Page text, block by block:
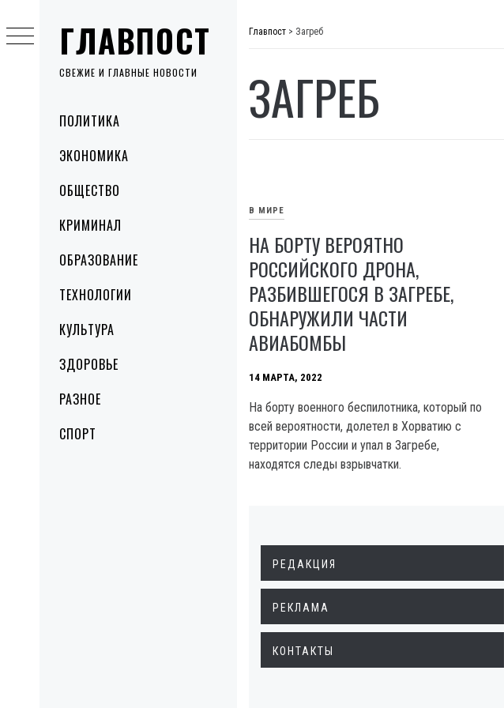
ГЛАВПОСТ
СВЕЖИЕ И ГЛАВНЫЕ НОВОСТИ
MenuПОЛИТИКА
ЭКОНОМИКА
ОБЩЕСТВО
КРИМИНАЛ
ОБРАЗОВАНИЕ
ТЕХНОЛОГИИ
КУЛЬТУРА
ЗДОРОВЬЕ
РАЗНОЕ
СПОРТ
to
content
Главпост > Загреб
ЗАГРЕБ
В МИРЕ
НА БОРТУ ВЕРОЯТНО
РОССИЙСКОГО ДРОНА,
РАЗБИВШЕГОСЯ В ЗАГРЕБЕ,
ОБНАРУЖИЛИ ЧАСТИ
АВИАБОМБЫ
14 МАРТА, 2022
На борту военного беспилотника, который по
всей вероятности, долетел в Хорватию с
территории России и упал в Загребе,
находятся следы взрывчатки.
РЕДАКЦИЯ
РЕКЛАМА
КОНТАКТЫ